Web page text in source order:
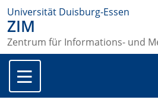
Universität Duisburg-Essen
ZIM
Zentrum für Informations- und